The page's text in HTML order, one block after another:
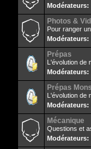
Modérateurs:
Photos &
Pour ranger
Modérateurs:
Prépas
L'évolution de
Modérateurs:
Prépas
L'évolution de
Modérateurs:
Mécanique
Questions et
Modérateurs: